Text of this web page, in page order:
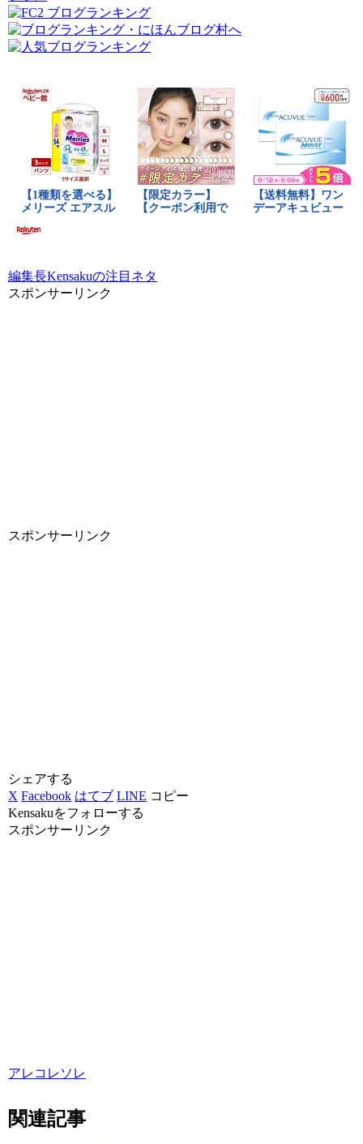
編集長Kensakuの注目ネタ
スポンサーリンク
スポンサーリンク
シェアする
X Facebook はてブ LINE コピー
Kensakuをフォローする
スポンサーリンク
アレコレソレ
関連記事